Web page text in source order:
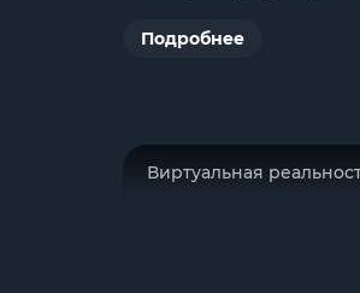
Подробнее
Виртуальная